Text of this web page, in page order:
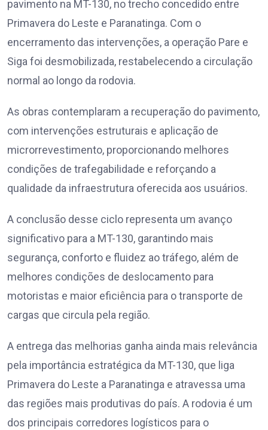
pavimento na MT-130, no trecho concedido entre
Primavera do Leste e Paranatinga. Com o
encerramento das intervenções, a operação Pare e
Siga foi desmobilizada, restabelecendo a circulação
normal ao longo da rodovia.
As obras contemplaram a recuperação do pavimento,
com intervenções estruturais e aplicação de
microrrevestimento, proporcionando melhores
condições de trafegabilidade e reforçando a
qualidade da infraestrutura oferecida aos usuários.
A conclusão desse ciclo representa um avanço
significativo para a MT-130, garantindo mais
segurança, conforto e fluidez ao tráfego, além de
melhores condições de deslocamento para
motoristas e maior eficiência para o transporte de
cargas que circula pela região.
A entrega das melhorias ganha ainda mais relevância
pela importância estratégica da MT-130, que liga
Primavera do Leste a Paranatinga e atravessa uma
das regiões mais produtivas do país. A rodovia é um
dos principais corredores logísticos para o